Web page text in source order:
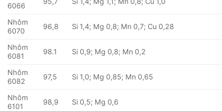
6066
Nhôm
6070
96,8 Si 1,4; Mg 0,8; Mn 0,7; Cu 0,28
Nhôm
6081
98.1 Si 0,9; Mg 0,8; Mn 0,2
Nhôm
6082
97,5 Si 1,0; Mg 0,85; Mn 0,65
Nhôm
6101
98,9 Si 0,5; Mg 0,6